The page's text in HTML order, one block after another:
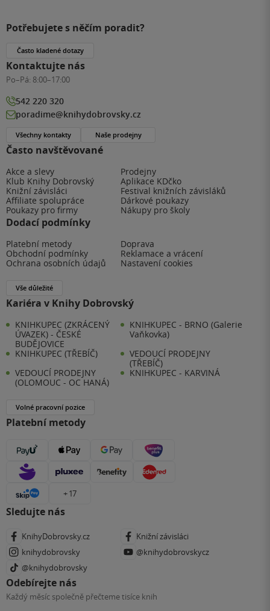
Často navštěvované
Akce a slevy
Prodejny
Klub Knihy Dobrovský
Aplikace KDčko
Knižní závisláci
Festival knižních závisláků
Affiliate spolupráce
Dárkové poukazy
Poukazy pro firmy
Nákupy pro školy
Dodací podmínky
Platební metody
Doprava
Obchodní podmínky
Reklamace a vrácení
Ochrana osobních údajů
Nastavení cookies
Vše důležité
Kariéra v Knihy Dobrovský
KNIHKUPEC (ZKRÁCENÝ
ÚVAZEK) - ČESKÉ
BUDĚJOVICE
KNIHKUPEC - BRNO (Galerie
Vaňkovka)
KNIHKUPEC (TŘEBÍČ)
VEDOUCÍ PRODEJNY
(TŘEBÍČ)
VEDOUCÍ PRODEJNY
(OLOMOUC - OC HANÁ)
KNIHKUPEC - KARVINÁ
Volné pracovní pozice
Platební metody
+ 17
Sledujte nás
KnihyDobrovsky.cz
Knižní závisláci
knihydobrovsky
@knihydobrovskycz
@knihydobrovsky
Odebírejte nás
Každý měsíc společně přečteme tisíce knih
Potřebujete s něčím poradit?
Často kladené dotazy
Kontaktujte nás
Po–Pá: 8:00–17:00
542 220 320
poradime@knihydobrovsky.cz
Všechny kontakty Naše prodejny